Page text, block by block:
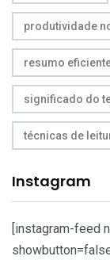
produtividade
resumo
significado do
técnicas de
Instagram
[instagram-feed